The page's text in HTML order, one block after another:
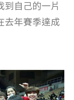
到自己的一片
去年賽季達成